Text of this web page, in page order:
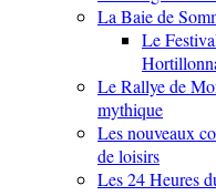
La Baie de
Le
Le Rallye de
mythique
Les nouveaux
de loisirs
Les 24 Heures